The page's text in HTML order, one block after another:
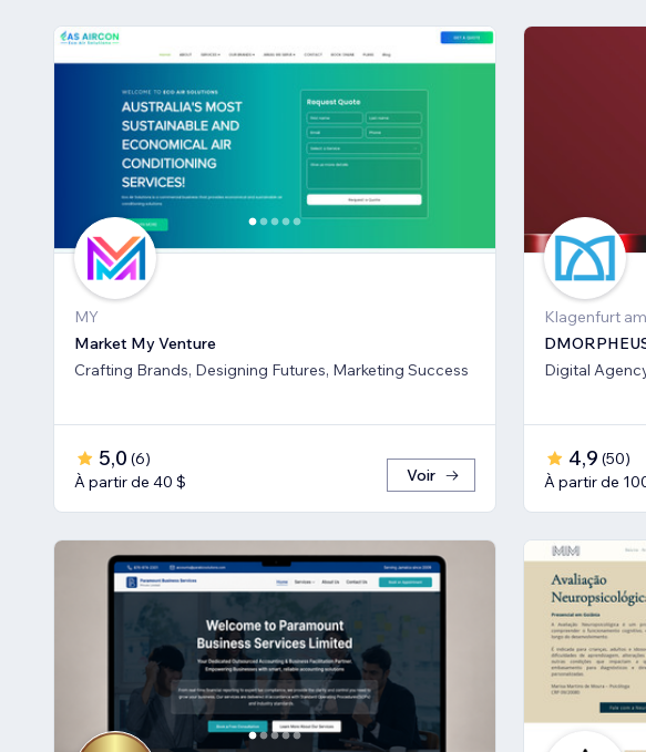
MY
Market My Venture
Crafting Brands, Designing Futures, Marketing Success
5,0 (6)
À partir de 40 $
Voir
Klagenfurt
Digital
4,9 (50)
À partir de